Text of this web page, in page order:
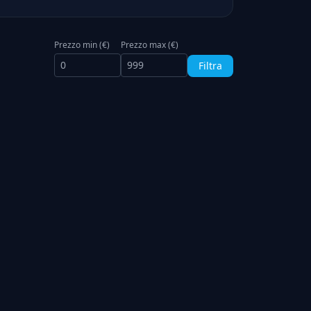
Prezzo min (€) Prezzo max (€)
Filtra